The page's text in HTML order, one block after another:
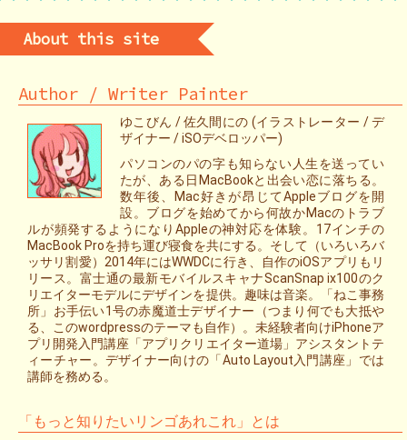
About this site
Author / Writer Painter
ゆこびん / 佐久間にの (イラストレーター / デ
ザイナー / iSOデベロッパー)
パソコンのパの字も知らない人生を送ってい
たが、ある日MacBookと出会い恋に落ちる。
数年後、Mac好きが昂じてAppleブログを開
設。ブログを始めてから何故かMacのトラブ
ルが頻発するようになりAppleの神対応を体験。17インチの
MacBook Proを持ち運び寝食を共にする。そして（いろいろバ
ッサリ割愛）2014年にはWWDCに行き、自作のiOSアプリもリ
リース。富士通の最新モバイルスキャナScanSnap ix100のク
リエイターモデルにデザインを提供。趣味は音楽。「ねこ事務
所」お手伝い1号の赤魔道士デザイナー（つまり何でも大抵や
る、このwordpressのテーマも自作）。未経験者向けiPhoneア
プリ開発入門講座「アプリクリエイター道場」アシスタントテ
ィーチャー。デザイナー向けの「Auto Layout入門講座」では
講師を務める。
「もっと知りたいリンゴあれこれ」とは